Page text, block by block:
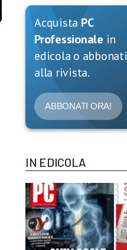
Acquista PC
Professionale in
edicola o abbonati
alla rivista.
ABBONATI ORA!
IN EDICOLA